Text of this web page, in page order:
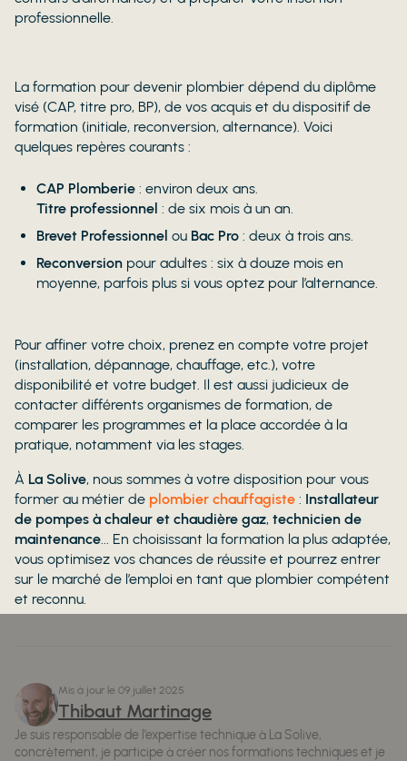
professionnelle.
La formation pour devenir plombier dépend du diplôme
visé (CAP, titre pro, BP), de vos acquis et du dispositif de
formation (initiale, reconversion, alternance). Voici
quelques repères courants :
CAP Plomberie : environ deux ans.
Titre professionnel : de six mois à un an.
Brevet Professionnel ou Bac Pro : deux à trois ans.
Reconversion pour adultes : six à douze mois en
moyenne, parfois plus si vous optez pour l’alternance.
Pour affiner votre choix, prenez en compte votre projet
(installation, dépannage, chauffage, etc.), votre
disponibilité et votre budget. Il est aussi judicieux de
contacter différents organismes de formation, de
comparer les programmes et la place accordée à la
pratique, notamment via les stages.
À La Solive, nous sommes à votre disposition pour vous
former au métier de plombier chauffagiste : Installateur
de pompes à chaleur et chaudière gaz, technicien de
maintenance... En choisissant la formation la plus adaptée,
vous optimisez vos chances de réussite et pourrez entrer
sur le marché de l’emploi en tant que plombier compétent
et reconnu.
Mis à jour le 09 juillet 2025
Thibaut Martinage
Je suis responsable de l’expertise technique à La Solive,
concrètement, je participe à créer nos formations techniques et je